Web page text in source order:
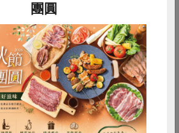
1. 大麥已經炒焙為熟大麥，無添加人
工香料、防腐劑。 2. 大麥原料主要產
地為澳洲，若偶發批次原料無法銜
接，將採用美國產地之原料。
1. 約50公克的熟大麥與5公克的熟決
明子，放入1.5公升的水中煮沸後，再
小火煮10分鐘後即可飲用。 2. 可單獨
RPET 食譜 減硝酸鹽
食安 共同購買
團圓